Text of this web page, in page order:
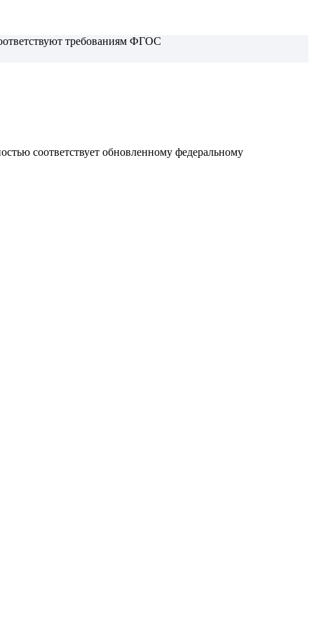
требованиям ФГОС
соответствует обновленному федеральному